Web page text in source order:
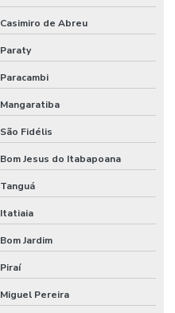
Casimiro de Abreu
Paraty
Paracambi
Mangaratiba
São Fidélis
Bom Jesus do Itabapoana
Tanguá
Itatiaia
Bom Jardim
Piraí
Miguel Pereira